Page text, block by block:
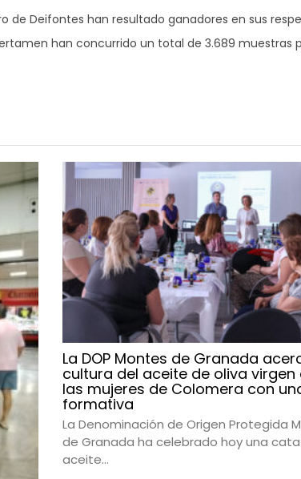
de Deifontes han resultado ganadores en sus
han concurrido un total de 3.689 muestras
La DOP Montes de Granada
cultura del aceite de oliva virgen
las mujeres de Colomera con
formativa
La Denominación de Origen Protegida
de Granada ha celebrado hoy una
aceite...